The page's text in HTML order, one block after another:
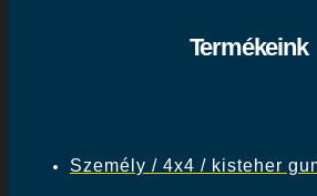
Termékeink
Személy / 4x4 / kisteher